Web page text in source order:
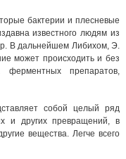
бактерии и плесневые
известного людям из
В дальнейшем Либихом, Э.
может происходить и без
ферментных препаратов,
собой целый ряд
и других превращений, в
вещества. Легче всего